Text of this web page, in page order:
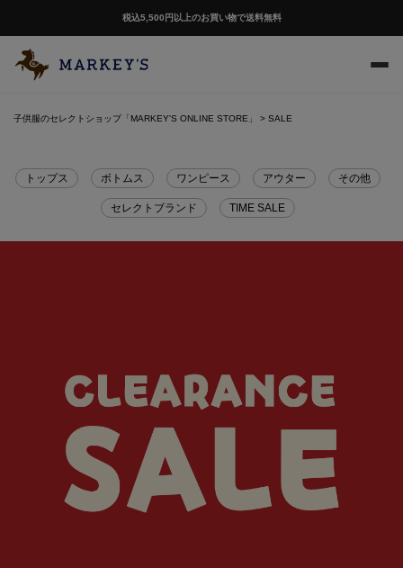
LINEお友達追加で500円OFFクーポンプレゼント
子供服のセレクトショップ「MARKEY'S ONLINE STORE」 SALE
トップス ボトムス ワンピース アウター その他
セレクトブランド TIME SALE